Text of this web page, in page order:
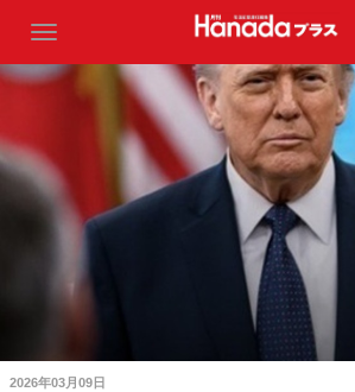
2026年03月09日